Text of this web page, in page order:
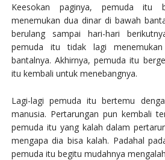
Keesokan paginya, pemuda itu
menemukan dua dinar di bawah
berulang sampai hari-hari
pemuda itu tidak lagi
bantalnya. Akhirnya, pemuda itu
itu kembali untuk menebangnya.
Lagi-lagi pemuda itu bertemu
manusia. Pertarungan pun kembali
pemuda itu yang kalah dalam
mengapa dia bisa kalah. Padahal
pemuda itu begitu mudahnya